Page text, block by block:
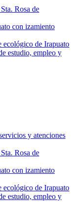
Rosa de
con izamiento
ecológico de Irapuato
estudio, empleo y
y atenciones
Rosa de
con izamiento
ecológico de Irapuato
estudio, empleo y